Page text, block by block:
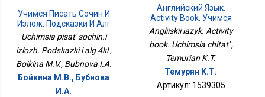
Учимся Писать Сочин.и
Излож. Подсказки И Алг
4кл
Uchimsia pisat' sochin.i
izlozh. Podskazki i alg 4kl ,
Boikina M.V., Bubnova I.A.
Бойкина М.В., Бубнова
И.А.
Английский Язык.
Activity Book. Учимся
Читать
Angliiskii iazyk. Activity
book. Uchimsia chitat' ,
Temurian K.T.
Темурян К.Т.
Артикул: 1539305